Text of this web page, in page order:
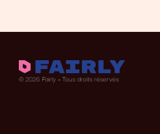
© 2026 Fairly – Tous droits réservés